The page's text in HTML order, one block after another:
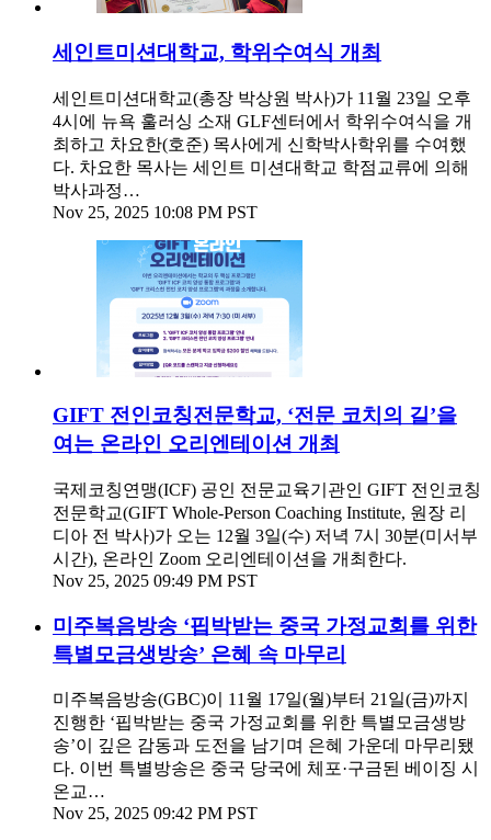
세인트미션대학교, 학위수여식 개최
세인트미션대학교(총장 박상원 박사)가 11월 23일 오후
4시에 뉴욕 훌러싱 소재 GLF센터에서 학위수여식을 개
최하고 차요한(호준) 목사에게 신학박사학위를 수여했
다. 차요한 목사는 세인트 미션대학교 학점교류에 의해
박사과정…
Nov 25, 2025 10:08 PM PST
GIFT 전인코칭전문학교, ‘전문 코치의 길’을
여는 온라인 오리엔테이션 개최
국제코칭연맹(ICF) 공인 전문교육기관인 GIFT 전인코칭
전문학교(GIFT Whole-Person Coaching Institute, 원장 리
디아 전 박사)가 오는 12월 3일(수) 저녁 7시 30분(미서부
시간), 온라인 Zoom 오리엔테이션을 개최한다.
Nov 25, 2025 09:49 PM PST
미주복음방송 ‘핍박받는 중국 가정교회를 위한
특별모금생방송’ 은혜 속 마무리
미주복음방송(GBC)이 11월 17일(월)부터 21일(금)까지
진행한 ‘핍박받는 중국 가정교회를 위한 특별모금생방
송’이 깊은 감동과 도전을 남기며 은혜 가운데 마무리됐
다. 이번 특별방송은 중국 당국에 체포·구금된 베이징 시
온교…
Nov 25, 2025 09:42 PM PST